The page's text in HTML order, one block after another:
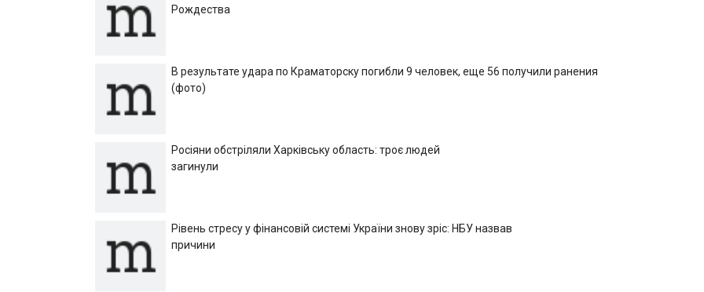
Рождества
В результате удара по Краматорску погибли 9 человек, еще 56 получили ранения
(фото)
Росіяни обстріляли Харківську область: троє людей
загинули
Рівень стресу у фінансовій системі України знову зріс: НБУ назвав
причини